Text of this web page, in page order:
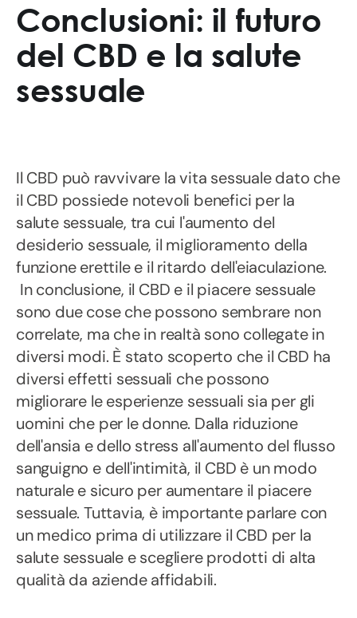
Conclusioni: il futuro
del CBD e la salute
sessuale
Il CBD può ravvivare la vita sessuale dato che
il CBD possiede notevoli benefici per la
salute sessuale, tra cui l'aumento del
desiderio sessuale, il miglioramento della
funzione erettile e il ritardo dell'eiaculazione.
In conclusione, il CBD e il piacere sessuale
sono due cose che possono sembrare non
correlate, ma che in realtà sono collegate in
diversi modi. È stato scoperto che il CBD ha
diversi effetti sessuali che possono
migliorare le esperienze sessuali sia per gli
uomini che per le donne. Dalla riduzione
dell'ansia e dello stress all'aumento del flusso
sanguigno e dell'intimità, il CBD è un modo
naturale e sicuro per aumentare il piacere
sessuale. Tuttavia, è importante parlare con
un medico prima di utilizzare il CBD per la
salute sessuale e scegliere prodotti di alta
qualità da aziende affidabili.